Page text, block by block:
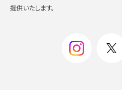
提供いたします。